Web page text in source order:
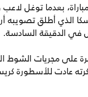
بعدما توغل
الذي أطلق
الدقيقة السادسة.
عادت للأسطورة